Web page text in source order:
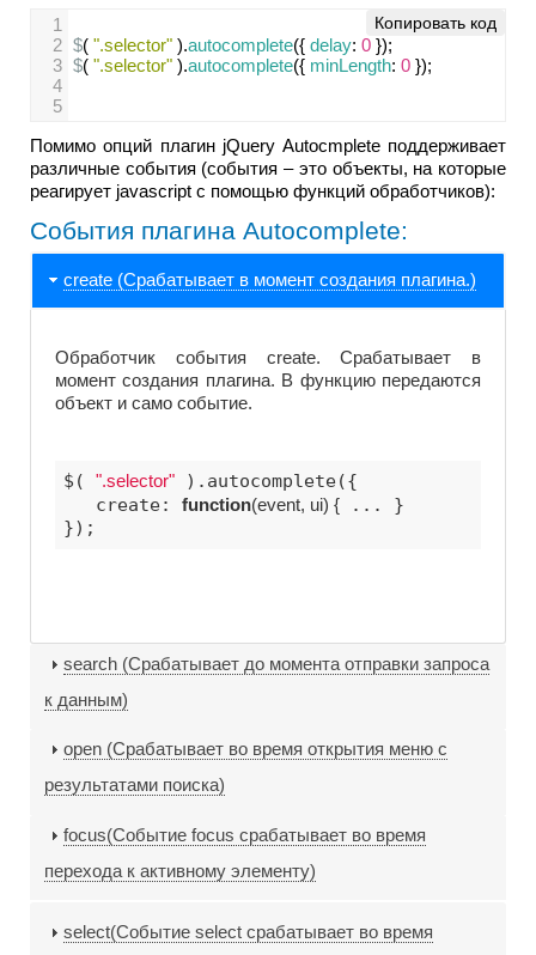
1
2 $( ".selector" ).autocomplete({ delay: 0 });
3 $( ".selector" ).autocomplete({ minLength: 0 });
4
5
Копировать код
Помимо опций плагин jQuery Autocmplete поддерживает
различные события (события – это объекты, на которые
реагирует javascript с помощью функций обработчиков):
Cобытия плагина Autocomplete:
create (Срабатывает в момент создания плагина.)
Обработчик события create. Срабатывает в
момент создания плагина. В функцию передаются
объект и само событие.
$( ".selector" ).autocomplete({
   create:
function(event, ui) { ... }
});
search (Срабатывает до момента отправки запроса
к данным)
open (Срабатывает во время открытия меню с
результатами поиска)
focus(Событие focus срабатывает во время
перехода к активному элементу)
select(Событие select срабатывает во время